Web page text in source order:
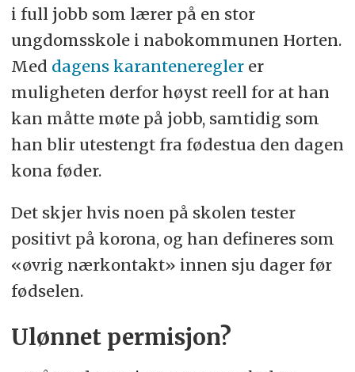
i full jobb som lærer på en stor
ungdomsskole i nabokommunen Horten.
Med dagens karantenereglerer
muligheten derfor høyst reell for at han
kan måtte møte på jobb, samtidig som
han blir utestengt fra fødestua den dagen
kona føder.
Det skjer hvis noen på skolen tester
positivt på korona, og han defineres som
«øvrig nærkontakt» innen sju dager før
fødselen.
Ulønnet permisjon?